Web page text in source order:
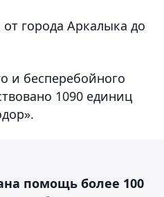
от города Аркалыка до
и бесперебойного
1090 единиц
помощь более 100